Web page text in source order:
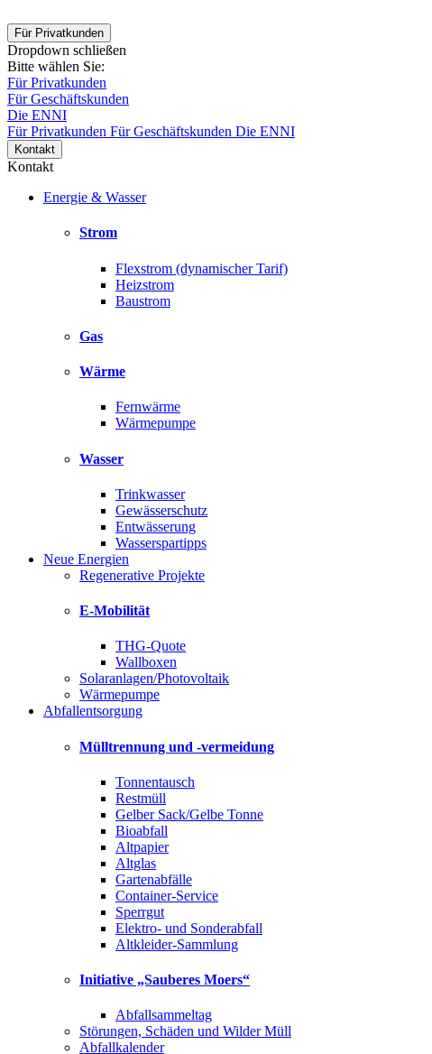
Für Privatkunden
Dropdown schließen
Bitte wählen Sie:
Für Privatkunden
Für Geschäftskunden
Die ENNI
Für Privatkunden Für Geschäftskunden Die ENNI
Kontakt
Kontakt
Energie & Wasser
Strom
Flexstrom (dynamischer Tarif)
Heizstrom
Baustrom
Gas
Wärme
Fernwärme
Wärmepumpe
Wasser
Trinkwasser
Gewässerschutz
Entwässerung
Wasserspartipps
Neue Energien
Regenerative Projekte
E-Mobilität
THG-Quote
Wallboxen
Solaranlagen/Photovoltaik
Wärmepumpe
Abfallentsorgung
Mülltrennung und -vermeidung
Tonnentausch
Restmüll
Gelber Sack/Gelbe Tonne
Bioabfall
Altpapier
Altglas
Gartenabfälle
Container-Service
Sperrgut
Elektro- und Sonderabfall
Altkleider-Sammlung
Initiative „Sauberes Moers“
Abfallsammeltag
Störungen, Schäden und Wilder Müll
Abfallkalender